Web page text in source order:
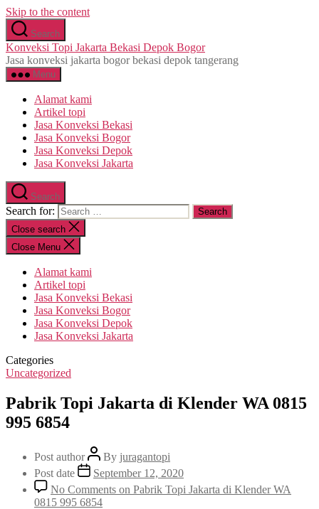
Skip to the content
Search
Konveksi Topi Jakarta Bekasi Depok Bogor
Jasa konveksi jakarta bogor bekasi depok tangerang
Menu
Alamat kami
Artikel topi
Jasa Konveksi Bekasi
Jasa Konveksi Bogor
Jasa Konveksi Depok
Jasa Konveksi Jakarta
Search
Search for:
Close search
Close Menu
Alamat kami
Artikel topi
Jasa Konveksi Bekasi
Jasa Konveksi Bogor
Jasa Konveksi Depok
Jasa Konveksi Jakarta
Categories
Uncategorized
Pabrik Topi Jakarta di Klender WA 0815
995 6854
Post author By juragantopi
Post date
September 12, 2020
No Comments on Pabrik Topi Jakarta di Klender WA
0815 995 6854